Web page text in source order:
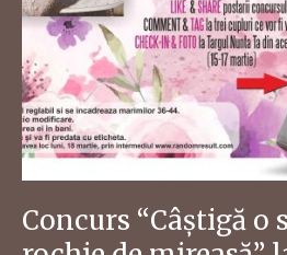
Concurs “Câștigă o